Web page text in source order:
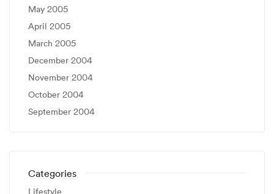
May 2005
April 2005
March 2005
December 2004
November 2004
October 2004
September 2004
Categories
Lifestyle